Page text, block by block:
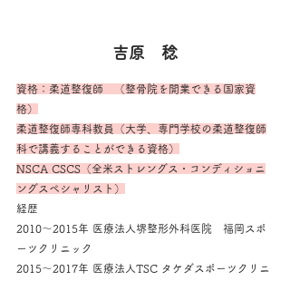
吉原　稔
資格：柔道整復師　（整骨院を開業できる国家資
格）
柔道整復師専科教員（大学、専門学校の柔道整復師
科で講義することができる資格）
NSCA CSCS（全米ストレングス・コンディショニ
ングスペシャリスト）
経歴
2010～2015年 医療法人堺整形外科医院　福岡スポ
ーツクリニック
2015～2017年 医療法人TSC タケダスポーツクリニ